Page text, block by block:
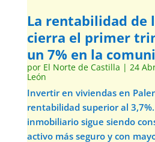
La rentabilidad de
cierra el primer
un 7% en la
por El Norte de Castilla | 24
León
Invertir en viviendas en
rentabilidad superior al
inmobiliario sigue siendo
activo más seguro y con